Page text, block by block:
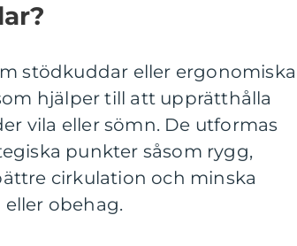
stödkuddar eller ergonomiska
hjälper till att upprätthålla
vila eller sömn. De utformas
punkter såsom rygg,
cirkulation och minska
obehag.